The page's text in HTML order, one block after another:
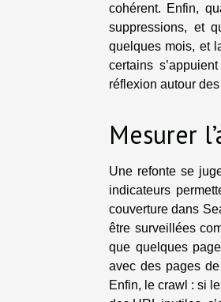
cohérent. Enfin,
suppressions, et
quelques mois, et
certains
réflexion autour
Mesurer
Une refonte se
indicateurs
couverture dans
être surveillées
que quelques
avec des pages
Enfin, le crawl : si